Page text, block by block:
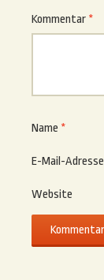
Kommentar *
Name *
E-Mail-Adresse
Website